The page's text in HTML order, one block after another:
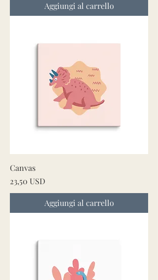
Aggiungi al carrello
Canvas
Prezzo
23,50 USD
Aggiungi al carrello